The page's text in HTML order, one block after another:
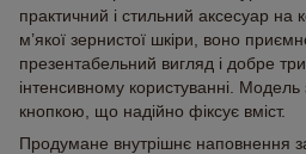
практичний і стильний аксесуар на
м’якої зернистої шкіри, воно
презентабельний вигляд і добре
інтенсивному користуванні. Модель
кнопкою, що надійно фіксує вміст.
Продумане внутрішнє наповнення